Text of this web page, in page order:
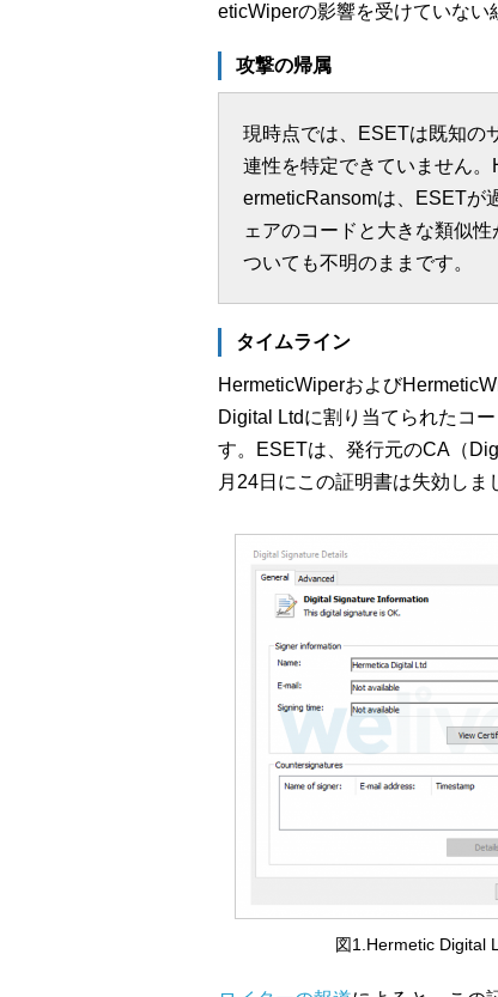
eticWiperの影響を受けていない
攻撃の帰属
現時点では、ESETは既知の
連性を特定できていません
ermeticRansomは、ESETが
ェアのコードと大きな類似
ついても不明のままです。
タイムライン
HermeticWiperおよび
Digital Ltdに割り当てられたコ
す。ESETは、発行元のCA（
月24日にこの証明書は失効しま
図1.Hermetic Digital